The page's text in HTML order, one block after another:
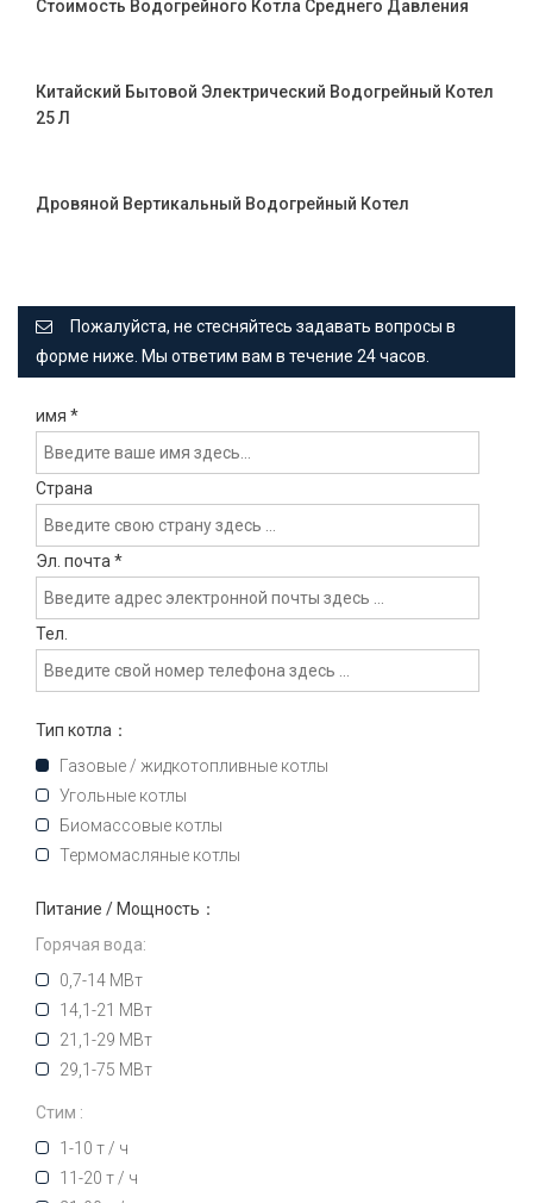
Стоимость Водогрейного Котла Среднего Давления
Китайский Бытовой Электрический Водогрейный Котел
25 Л
Дровяной Вертикальный Водогрейный Котел
Пожалуйста, не стесняйтесь задавать вопросы в
форме ниже. Мы ответим вам в течение 24 часов.
имя *
Страна
Эл. почта *
Тел.
Тип котла：
Газовые / жидкотопливные котлы
Угольные котлы
Биомассовые котлы
Термомасляные котлы
Питание / Мощность：
Горячая вода:
0,7-14 МВт
14,1-21 МВт
21,1-29 МВт
29,1-75 МВт
Стим :
1-10 т / ч
11-20 т / ч